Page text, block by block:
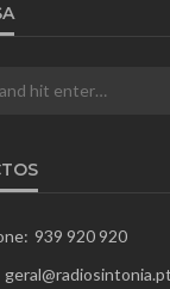
939 920 920
geral@radiosintonia.pt